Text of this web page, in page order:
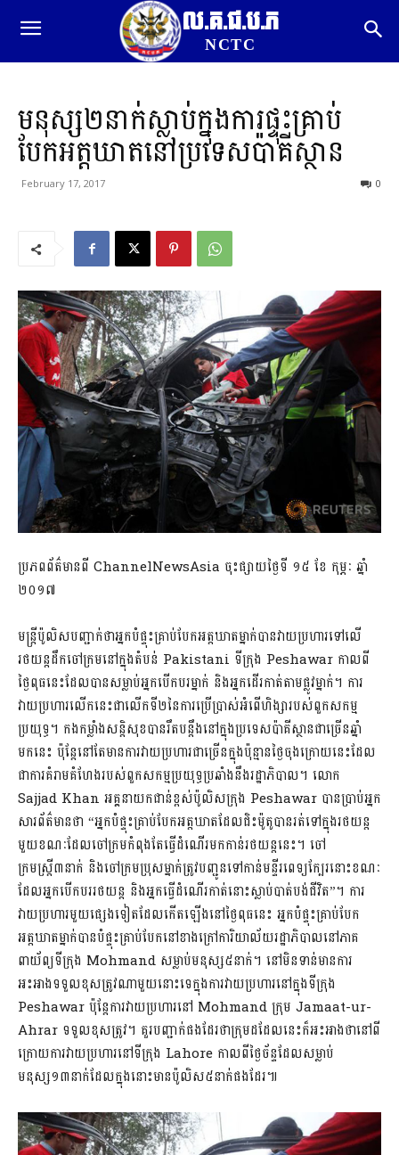
ល.គ.ជ.ប.ភ
NCTC
មនុស្ស២នាក់ស្លាប់ក្នុងការផ្ទុះគ្រាប់
បែកអត្តឃាតនៅប្រទេសប៉ាគីស្ថាន
February 17, 2017 0
ប្រភពព័ត៌មានពី ChannelNewsAsia ចុះផ្សាយថ្ងៃទី ១៥ ខែ កុម្ភៈ ឆ្នាំ
២០១៧
មន្រ្តីប៉ូលិសបញ្ជាក់ថាអ្នកបំផ្ទុះគ្រាប់បែកអត្តឃាតម្នាក់បានវាយប្រហារទៅលើ
រថយន្តដឹកចៅក្រមនៅក្នុងតំបន់ Pakistani ទីក្រុង Peshawar កាលពី
ថ្ងៃពុធនេះដែលបានសម្លាប់អ្នកបើកបរម្នាក់ និងអ្នកដើរកាត់តាមផ្លូវម្នាក់។ ការ
វាយប្រហារលើកនេះជាលើកទី២នៃការប្រើប្រាស់អំពើហិង្សារបស់ពួកសកម្ម
ប្រយុទ្ធ។ កងកម្លាំងសន្តិសុខបានរឹតបន្តឹងនៅក្នុងប្រទេសប៉ាគីស្ថានជាច្រើនឆ្នាំ
មកនេះ ប៉ុន្តែនៅតែមានការវាយប្រហារជាច្រើនក្នុងប៉ុន្មានថ្ងៃចុងក្រោយនេះដែល
ជាការគំរាមគំហែងរបស់ពួកសកម្មប្រយុទ្ធប្រឆាំងនឹងរដ្ឋាភិបាល។ លោក
Sajjad Khan អគ្គនាយកជាន់ខ្ពស់ប៉ូលិសក្រុង Peshawar បានប្រាប់អ្នក
សារព័ត៌មានថា “អ្នកបំផ្ទុះគ្រាប់បែកអត្តឃាតដែលជិះម៉ូតូបានរត់ទៅក្នុងរថយន្ត
មួយខណៈដែលចៅក្រមកំពុងតែធ្វើដំណើរមកកាន់រថយន្តនេះ។ ចៅ
ក្រមស្រ្តី៣នាក់ និងចៅក្រមប្រុសម្នាក់ត្រូវបញ្ជូនទៅកាន់មន្ទីរពេទ្យក្បែរនោះខណៈ
ដែលអ្នកបើកបររថយន្ត និងអ្នកធ្វើដំណើរកាត់នោះស្លាប់បាត់បង់ជីវិត”។ ការ
វាយប្រហារមួយផ្សេងទៀតដែលកើតឡើងនៅថ្ងៃពុធនេះ អ្នកបំផ្ទុះគ្រាប់បែក
អត្តឃាតម្នាក់បានបំផ្ទុះគ្រាប់បែកនៅខាងក្រៅការិយាល័យរដ្ឋាភិបាលនៅភាគ
ពាយ័ព្យទីក្រុង Mohmand សម្លាប់មនុស្ស៥នាក់។ នៅមិនទាន់មានការ
អះអាងទទួលខុសត្រូវណាមួយនោះទេក្នុងការវាយប្រហារនៅក្នុងទីក្រុង
Peshawar ប៉ុន្តែការវាយប្រហារនៅ Mohmand ក្រុម Jamaat-ur-
Ahrar ទទួលខុសត្រូវ។ គួរបញ្ជាក់ផងដែរថាក្រុមដដែលនេះក៏អះអាងថានៅពី
ក្រោយការវាយប្រហារនៅទីក្រុង Lahore កាលពីថ្ងៃច័ន្ទដែលសម្លាប់
មនុស្ស១៣នាក់ដែលក្នុងនោះមានប៉ូលិស៥នាក់ផងដែរ៕